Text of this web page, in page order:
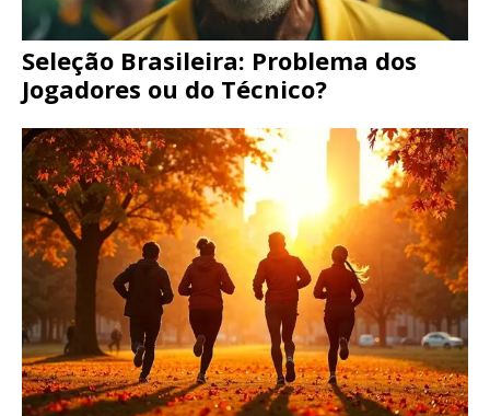
Seleção Brasileira: Problema dos
Jogadores ou do Técnico?